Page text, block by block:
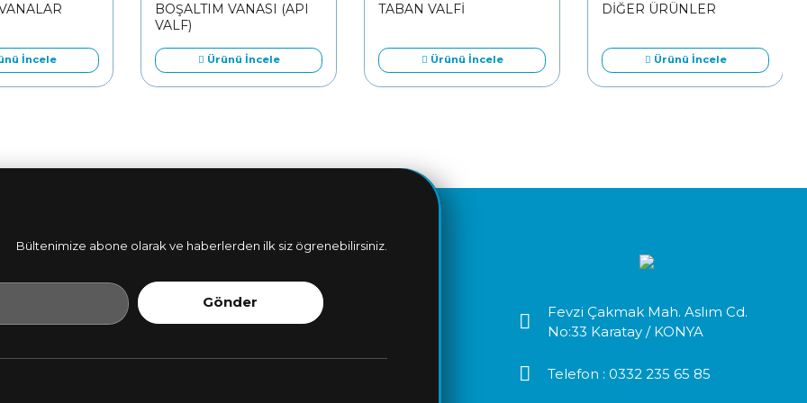
İncele
BOŞALTIM VANASI (API
VALF)
Ürünü İncele
TABAN VALFİ
Ürünü İncele
DİĞER ÜRÜNLER
Ürünü İncele
Fevzi Çakmak Mah. Aslım Cd.
No:33 Karatay / KONYA
Telefon : 0332 235 65 85
Bültenimize abone olarak ve haberlerden ilk siz ögrenebilirsiniz.
Gönder